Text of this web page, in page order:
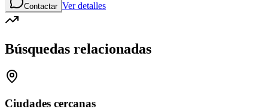
Contactar Ver detalles
Búsquedas relacionadas
Ciudades cercanas